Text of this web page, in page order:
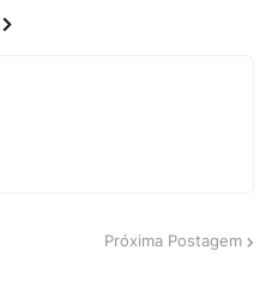
Próxima Postagem